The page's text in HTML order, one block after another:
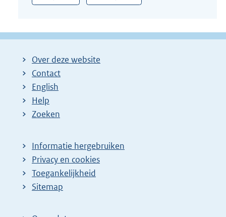
Over deze website
Contact
English
Help
Zoeken
Informatie hergebruiken
Privacy en cookies
Toegankelijkheid
Sitemap